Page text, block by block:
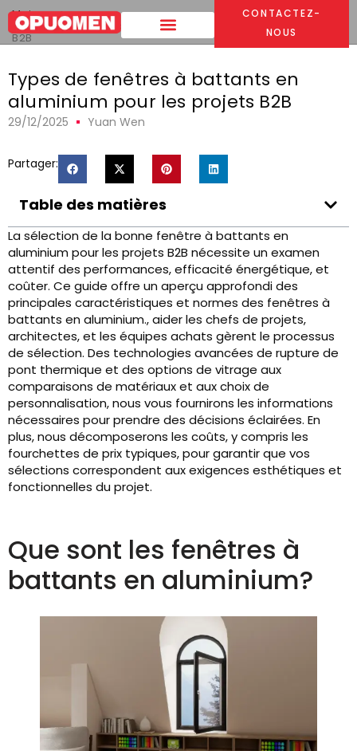
CONTACTEZ-
NOUS
Maison >
Types de fenêtres à battants en aluminium pour les projets
B2B
Types de fenêtres à battants en
aluminium pour les projets B2B
29/12/2025 Yuan Wen
Partager:
Table des matières
La sélection de la bonne fenêtre à battants en
aluminium pour les projets B2B nécessite un examen
attentif des performances, efficacité énergétique, et
coûter. Ce guide offre un aperçu approfondi des
principales caractéristiques et normes des fenêtres à
battants en aluminium., aider les chefs de projets,
architectes, et les équipes achats gèrent le processus
de sélection. Des technologies avancées de rupture de
pont thermique et des options de vitrage aux
comparaisons de matériaux et aux choix de
personnalisation, nous vous fournirons les informations
nécessaires pour prendre des décisions éclairées. En
plus, nous décomposerons les coûts, y compris les
fourchettes de prix typiques, pour garantir que vos
sélections correspondent aux exigences esthétiques et
fonctionnelles du projet.
Que sont les fenêtres à
battants en aluminium?